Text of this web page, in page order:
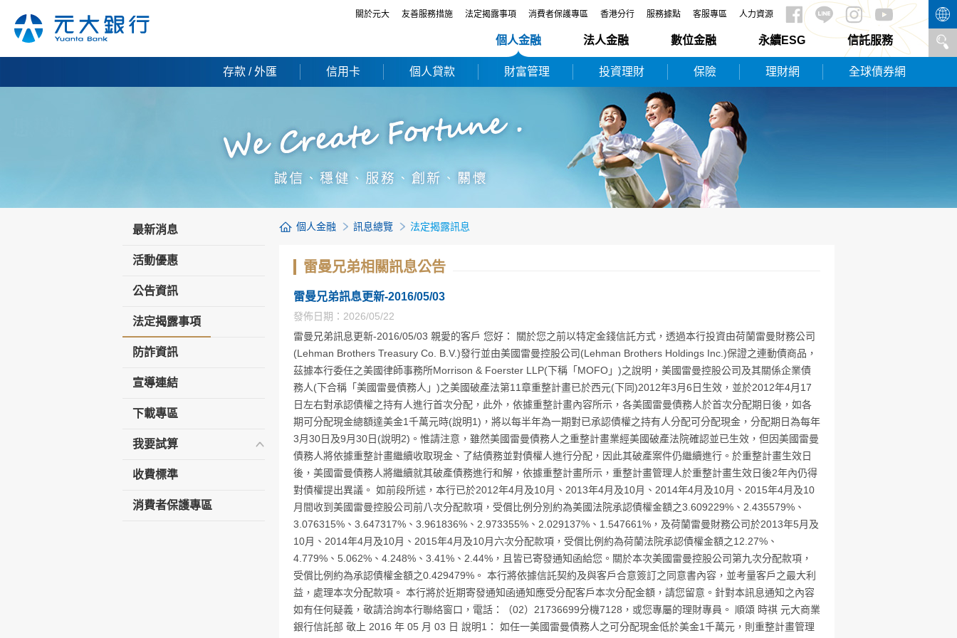
關於元大 友善服務措施 法定揭露事項 消費者保護專區 香港分行 服務據點 客服專區 人力資源
個人金融 法人金融 數位金融 永續ESG 信託服務
存款 / 外匯 信用卡 個人貸款 財富管理 投資理財 保險 理財網 全球債券網
最新消息
活動優惠
公告資訊
法定揭露事項
防詐資訊
宣導連結
下載專區
我要試算
收費標準
消費者保護專區
個人金融 訊息總覽 法定揭露訊息
雷曼兄弟相關訊息公告
雷曼兄弟訊息更新-2016/05/03
發佈日期：2026/05/22
雷曼兄弟訊息更新-2016/05/03 親愛的客戶 您好： 關於您之前以特定金錢信託方式，透過本行投資由荷蘭雷曼財務公司
(Lehman Brothers Treasury Co. B.V.)發行並由美國雷曼控股公司(Lehman Brothers Holdings Inc.)保證之連動債商品，
茲據本行委任之美國律師事務所Morrison & Foerster LLP(下稱「MOFO」)之說明，美國雷曼控股公司及其關係企業債
務人(下合稱「美國雷曼債務人」)之美國破產法第11章重整計畫已於西元(下同)2012年3月6日生效，並於2012年4月17
日左右對承認債權之持有人進行首次分配，此外，依據重整計畫內容所示，各美國雷曼債務人於首次分配期日後，如各
期可分配現金總額達美金1千萬元時(說明1)，將以每半年為一期對已承認債權之持有人分配可分配現金，分配期日為每年
3月30日及9月30日(說明2)。惟請注意，雖然美國雷曼債務人之重整計畫業經美國破產法院確認並已生效，但因美國雷曼
債務人將依據重整計畫繼續收取現金、了結債務並對債權人進行分配，因此其破產案件仍繼續進行。於重整計畫生效日
後，美國雷曼債務人將繼續就其破產債務進行和解，依據重整計畫所示，重整計畫管理人於重整計畫生效日後2年內仍得
對債權提出異議。 如前段所述，本行已於2012年4月及10月、2013年4月及10月、2014年4月及10月、2015年4月及10
月間收到美國雷曼控股公司前八次分配款項，受償比例分別約為美國法院承認債權金額之3.609229%、2.435579%、
3.076315%、3.647317%、3.961836%、2.973355%、2.029137%、1.547661%，及荷蘭雷曼財務公司於2013年5月及
10月、2014年4月及10月、2015年4月及10月六次分配款項，受償比例約為荷蘭法院承認債權金額之12.27%、
4.779%、5.062%、4.248%、3.41%、2.44%，且皆已寄發通知函給您。關於本次美國雷曼控股公司第九次分配款項，
受償比例約為承認債權金額之0.429479%。 本行將依據信託契約及與客戶合意簽訂之同意書內容，並考量客戶之最大利
益，處理本次分配款項。 本行將於近期寄發通知函通知應受分配客戶本次分配金額，請您留意。針對本訊息通知之內容
如有任何疑義，敬請洽詢本行聯絡窗口，電話：（02）21736699分機7128，或您專屬的理財專員。 順頌 時祺 元大商業
銀行信託部 敬上 2016 年 05 月 03 日 說明1： 如任一美國雷曼債務人之可分配現金低於美金1千萬元，則重整計畫管理